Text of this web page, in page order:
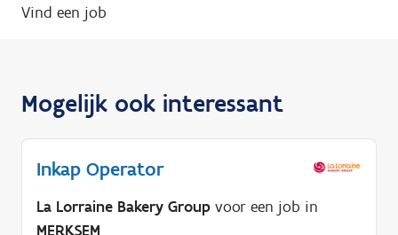
Vind een job
Mogelijk ook interessant
Inkap Operator
La Lorraine Bakery Group voor een job in
MERKSEM